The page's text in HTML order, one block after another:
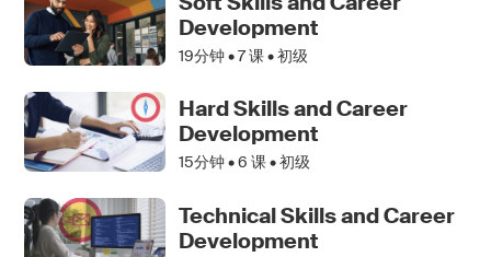
Development
19分钟 •7课 • 初级
Hard Skills and Career
Development
15分钟 •6 课 • 初级
Technical Skills and Career
Development